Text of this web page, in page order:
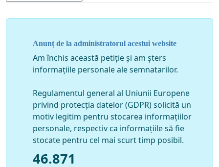
Anunț de la administratorul acestui website
Am închis această petiție și am șters
informațiile personale ale semnatarilor.
Regulamentul general al Uniunii Europene
privind protecția datelor (GDPR) solicită un
motiv legitim pentru stocarea informațiilor
personale, respectiv ca informațiile să fie
stocate pentru cel mai scurt timp posibil.
46.871